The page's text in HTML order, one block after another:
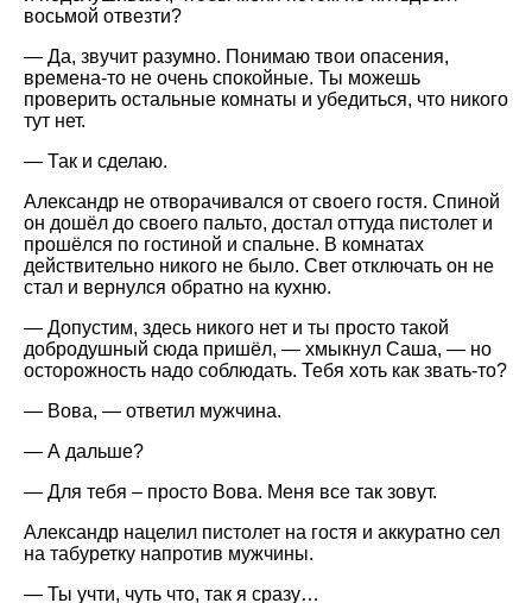
восьмой отвезти?
— Да, звучит разумно. Понимаю твои опасения,
времена-то не очень спокойные. Ты можешь
проверить остальные комнаты и убедиться, что никого
тут нет.
— Так и сделаю.
Александр не отворачивался от своего гостя. Спиной
он дошёл до своего пальто, достал оттуда пистолет и
прошёлся по гостиной и спальне. В комнатах
действительно никого не было. Свет отключать он не
стал и вернулся обратно на кухню.
— Допустим, здесь никого нет и ты просто такой
добродушный сюда пришёл, — хмыкнул Саша, — но
осторожность надо соблюдать. Тебя хоть как звать-то?
— Вова, — ответил мужчина.
— А дальше?
— Для тебя – просто Вова. Меня все так зовут.
Александр нацелил пистолет на гостя и аккуратно сел
на табуретку напротив мужчины.
— Ты учти, чуть что, так я сразу…